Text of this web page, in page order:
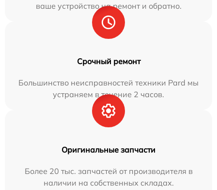
ваше устройство на ремонт и обратно.
Срочный ремонт
Большинство неисправностей техники Pard мы
устраняем в течение 2 часов.
Оригинальные запчасти
Более 20 тыс. запчастей от производителя в
наличии на собственных складах.